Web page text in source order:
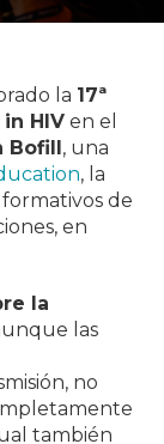
la 17ª
HIV en el
Bofill, una
, la
de
en
la
las
no
también